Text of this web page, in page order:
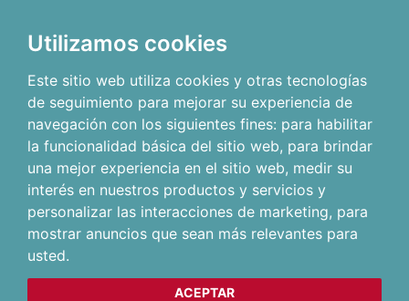
Utilizamos cookies
Este sitio web utiliza cookies y otras tecnologías
de seguimiento para mejorar su experiencia de
navegación con los siguientes fines: para habilitar
la funcionalidad básica del sitio web, para brindar
una mejor experiencia en el sitio web, medir su
interés en nuestros productos y servicios y
personalizar las interacciones de marketing, para
mostrar anuncios que sean más relevantes para
usted.
ACEPTAR